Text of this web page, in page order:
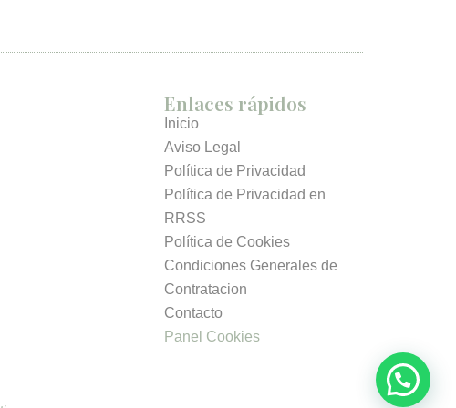
Enlaces rápidos
Inicio
Aviso Legal
Política de Privacidad
Política de Privacidad en
RRSS
Política de Cookies
Condiciones Generales de
Contratacion
Contacto
Panel Cookies